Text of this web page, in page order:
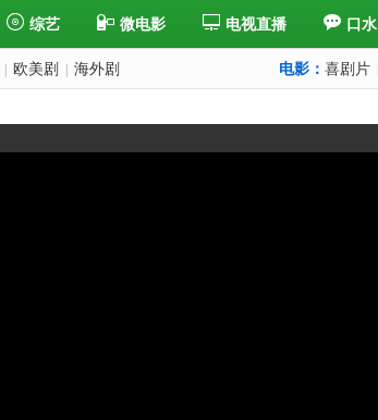
综艺 微电影 电视直播 口水
欧美剧 海外剧 电影： 喜剧片